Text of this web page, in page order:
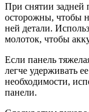
При снятии задней
осторожны, чтобы
ней детали.
молоток, чтобы
Если панель
легче удерживать
необходимости,
панели.